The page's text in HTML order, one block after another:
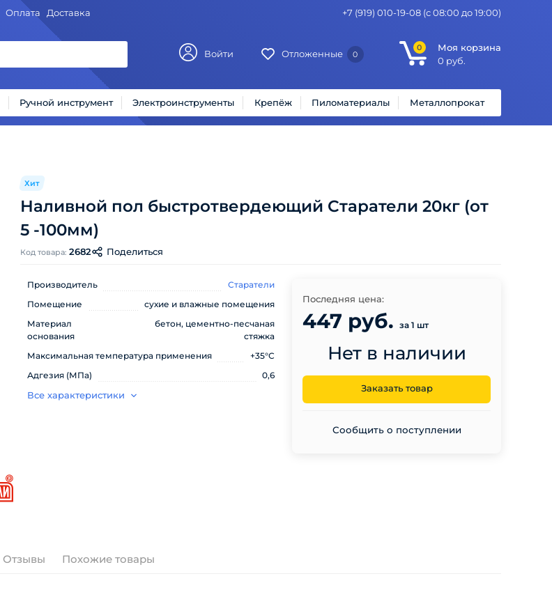
Оплата Доставка +7 (919) 010-19-08 (с 08:00 до 19:00)
Войти Отложенные 0
0
Моя корзина
0 руб.
Ручной инструмент Электроинструменты Крепёж Пиломатериалы Металлопрокат
Хит
Наливной пол быстротвердеющий Старатели 20кг (от
5 -100мм)
Код товара: 2682 Поделиться
Производитель
Старатели
Помещение
сухие и влажные помещения
Материал
основания
бетон, цементно-песчаная
стяжка
Максимальная температура применения
+35°С
Адгезия (МПа)
0,6
Все характеристики
Последняя цена:
447 руб. за 1 шт
Нет в наличии
Заказать товар
Сообщить о поступлении
Отзывы Похожие товары